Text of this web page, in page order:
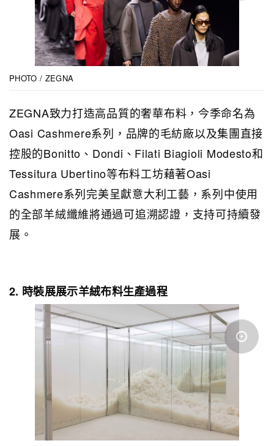
PHOTO / ZEGNA
ZEGNA致力打造高品質的奢華布料，今季命名為
Oasi Cashmere系列，品牌的毛紡廠以及集團直接
控股的Bonitto、Dondi、Filati Biagioli Modesto和
Tessitura Ubertino等布料工坊藉著Oasi
Cashmere系列完美呈獻意大利工藝，系列中使用
的全部羊絨纖維將通過可追溯認證，支持可持續發
展。
2. 時裝展展示羊絨布料生產過程